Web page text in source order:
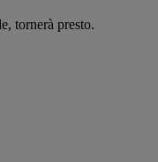
tornerà presto.